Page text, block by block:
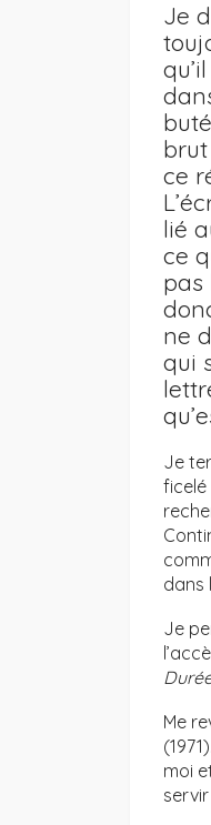
Je
ce
lié
ce
pas
ne
qui
Je
ficelé
dans
Je
Me
moi